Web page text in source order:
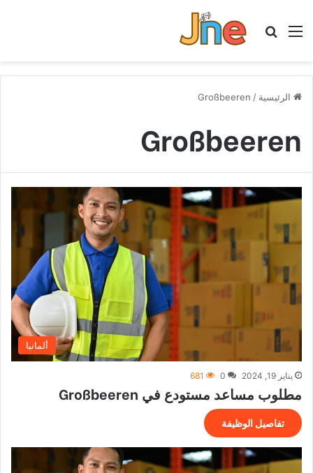
القائمة بحث عن
الرئيسية /
Großbeeren
Großbeeren
ألمانيا
يناير 19, 2024 0
681
مطلوب مساعد مستودع في Großbeeren
تفاصيل الوظيفة